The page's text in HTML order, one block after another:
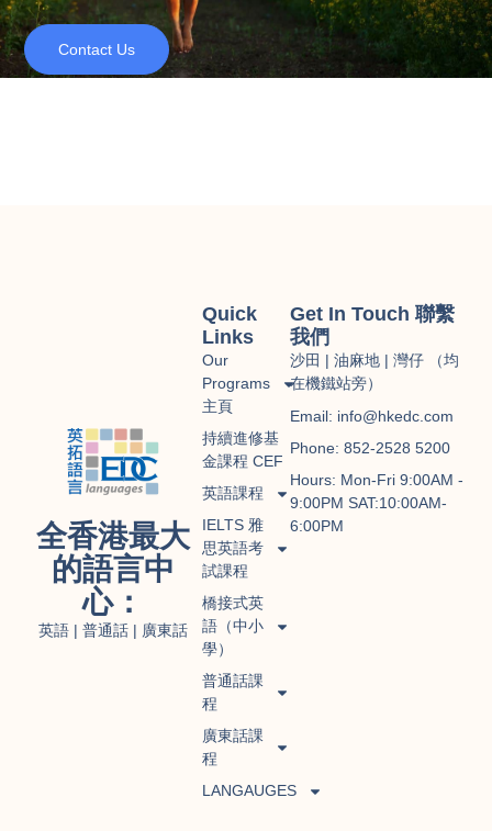
Contact Us
全香港最大
的語言中
心：
英語 | 普通話 | 廣東話
Quick
Links
Our
Programs
主頁
持續進修基
金課程 CEF
英語課程
IELTS 雅
思英語考
試課程
橋接式英
語（中小
學）
普通話課
程
廣東話課
程
LANGAUGES
Get In Touch 聯繫
我們
沙田 | 油麻地 | 灣仔 （均
在機鐵站旁）
Email: info@hkedc.com
Phone: 852-2528 5200
Hours: Mon-Fri 9:00AM -
9:00PM SAT:10:00AM-
6:00PM